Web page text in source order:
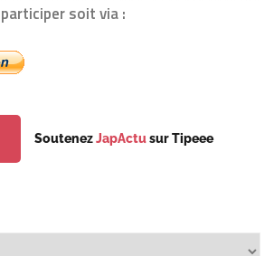
soit via :
SoutenezJapActusur Tipeee